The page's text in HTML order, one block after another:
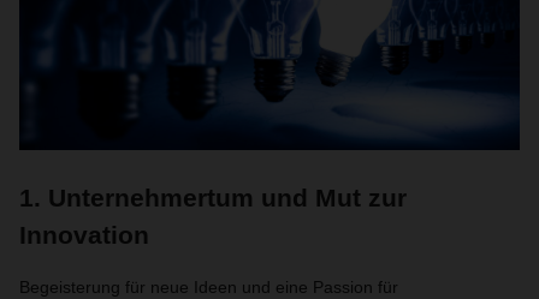
1. Unternehmertum und Mut zur
Innovation
Begeisterung für neue Ideen und eine Passion für